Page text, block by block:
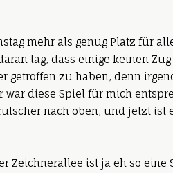
mehr als genug Platz für
lag, dass einige keinen Zug
getroffen zu haben, denn
war diese Spiel für mich
nach oben, und jetzt ist
Zeichnerallee ist ja eh so eine